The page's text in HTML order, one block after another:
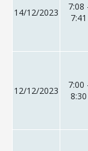
14/12/2023
7:08
7:41
12/12/2023
7:00
8:30